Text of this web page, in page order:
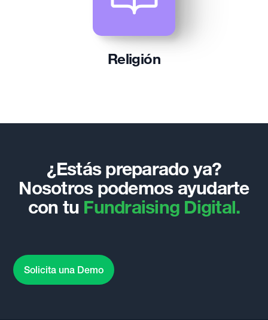
Religión
¿Estás preparado ya?
Nosotros podemos ayudarte
con tu Fundraising Digital.
Solicita una Demo